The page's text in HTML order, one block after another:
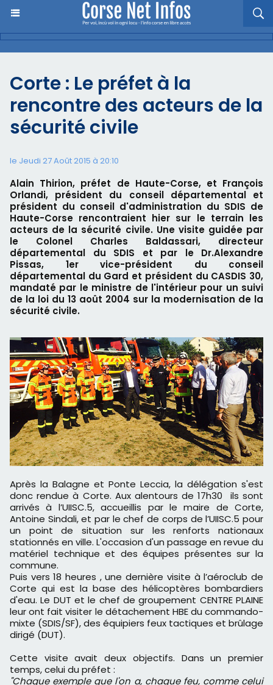
Corte : Le préfet à la
rencontre des acteurs de la
sécurité civile
le Jeudi 27 Août 2015 à 20:10
Alain Thirion, préfet de Haute-Corse, et François
Orlandi, président du conseil départemental et
président du conseil d'administration du SDIS de
Haute-Corse rencontraient hier sur le terrain les
acteurs de la sécurité civile. Une visite guidée par
le Colonel Charles Baldassari, directeur
départemental du SDIS et par le Dr.Alexandre
Pissas, 1er vice-président du conseil
départemental du Gard et président du CASDIS 30,
mandaté par le ministre de l'intérieur pour un suivi
de la loi du 13 août 2004 sur la modernisation de la
sécurité civile.
Après la Balagne et Ponte Leccia, la délégation s'est
donc rendue à Corte. Aux alentours de 17h30 ils sont
arrivés à l’UIISC.5, accueillis par le maire de Corte,
Antoine Sindali, et par le chef de corps de l’UIISC.5 pour
un point de situation sur les renforts nationaux
stationnés en ville. L'occasion d'un passage en revue du
matériel technique et des équipes présentes sur la
commune.
Puis vers 18 heures , une dernière visite à l’aéroclub de
Corte qui est la base des hélicoptères bombardiers
d'eau. Le DUT et le chef de groupement CENTRE PLAINE
leur ont fait visiter le détachement HBE du commando-
mixte (SDIS/SF), des équipiers feux tactiques et brûlage
dirigé (DUT).
Cette visite avait deux objectifs. Dans un premier
temps, celui du préfet :
"Chaque exemple que l'on a, chaque feu, comme celui